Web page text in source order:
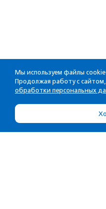
Мы используем файлы
Продолжая работу с сайтом,
обработки персональных